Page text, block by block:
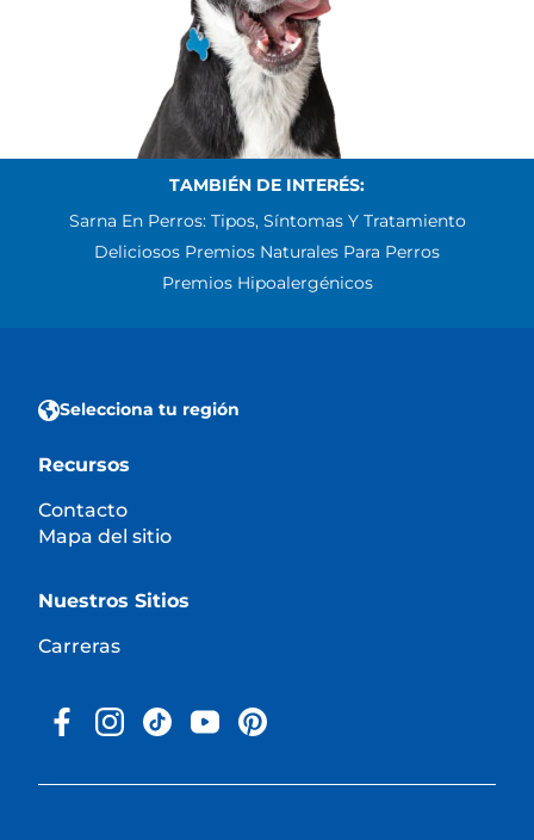
TAMBIÉN DE INTERÉS:
Sarna En Perros: Tipos, Síntomas Y Tratamiento
Deliciosos Premios Naturales Para Perros
Premios Hipoalergénicos
Selecciona tu región
Recursos
Contacto
Mapa del sitio
Nuestros Sitios
Carreras